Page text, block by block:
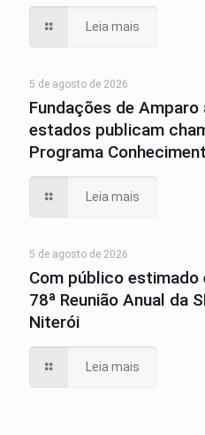
Leia mais
5 de agosto de 2026
Fundações de
estados publicam
Programa
Leia mais
5 de agosto de 2026
Com público estimado
78ª Reunião Anual da
Niterói
Leia mais